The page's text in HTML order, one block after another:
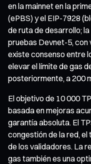
en la mainnet en la
(ePBS) y el EIP-7928
de ruta de desarrollo;
pruebas Devnet-5, con
existe consenso entre
elevar el límite de gas
posteriormente, a 200
El objetivo de 10 000
basada en mejoras
garantía absoluta. El
congestión de la red,
de los validadores. La
gas también es una